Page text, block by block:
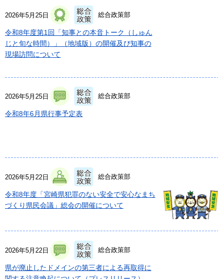
2026年5月25日 総合政策部
令和8年度第1回「知事との本音トーク（しゅん
じと旬な時間）」（地域版）の開催及び知事の
現場訪問について
2026年5月25日 総合政策部
令和8年6月県行事予定表
2026年5月22日 総合政策部
令和8年度「宮崎県犯罪のない安全で安心なまち
づくり県民会議」総会の開催について
2026年5月22日 総合政策部
県が廃止したドメインの第三者による再取得に